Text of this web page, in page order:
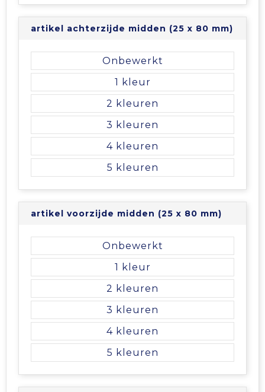
artikel achterzijde midden (25 x 80 mm)
Onbewerkt
1
2
3
4
5
artikel voorzijde midden (25 x 80 mm)
Onbewerkt
1
2
3
4
5